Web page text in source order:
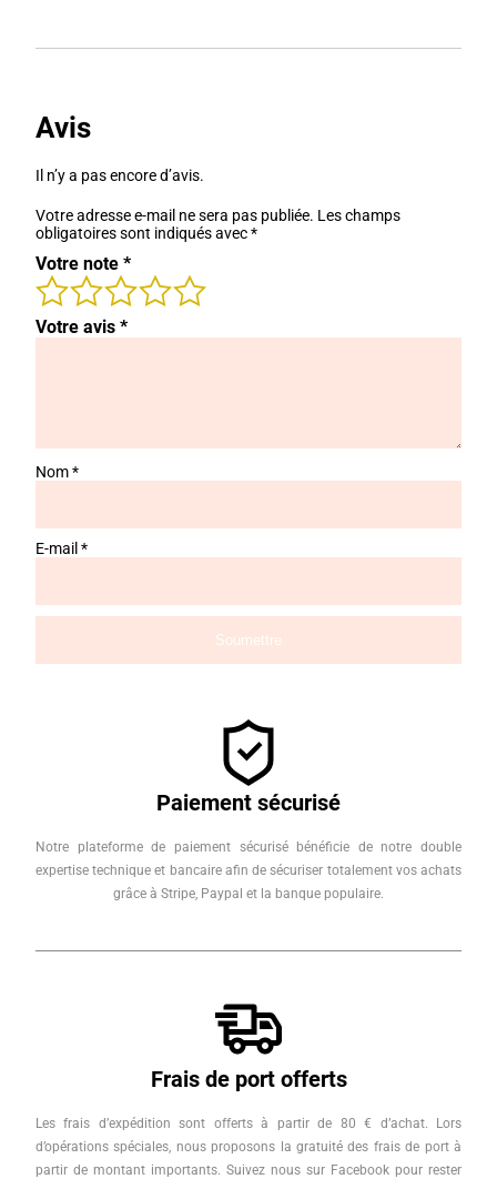
Avis
Il n’y a pas encore d’avis.
Votre adresse e-mail ne sera pas publiée. Les champs
obligatoires sont indiqués avec*
Votre note *
Votre avis *
Nom*
E-mail*
Paiement sécurisé
Notre plateforme de paiement sécurisé bénéficie de notre double
expertise technique et bancaire afin de sécuriser totalement vos achats
grâce à Stripe, Paypal et la banque populaire.
Frais de port offerts
Les frais d’expédition sont offerts à partir de 80 € d’achat. Lors
d’opérations spéciales, nous proposons la gratuité des frais de port à
partir de montant importants. Suivez nous sur Facebook pour rester